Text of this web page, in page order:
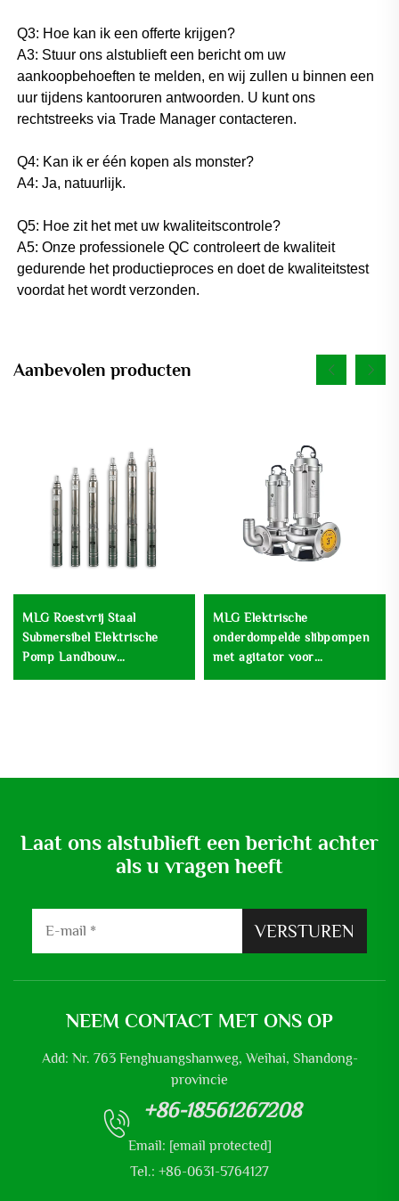
Q3: Hoe kan ik een offerte krijgen?
A3: Stuur ons alstublieft een bericht om uw
aankoopbehoeften te melden, en wij zullen u binnen een
uur tijdens kantooruren antwoorden. U kunt ons
rechtstreeks via Trade Manager contacteren.
Q4: Kan ik er één kopen als monster?
A4: Ja, natuurlijk.
Q5: Hoe zit het met uw kwaliteitscontrole?
A5: Onze professionele QC controleert de kwaliteit
gedurende het productieproces en doet de kwaliteitstest
voordat het wordt verzonden.
Aanbevolen producten
MLG Roestvrij Staal
Submersibel Elektrische
Pomp Landbouw
Submersibel Bewatering
MLG Elektrische
onderdompelde slibpompen
met agitator voor
modderafvoer en -
Laat ons alstublieft een bericht achter
als u vragen heeft
VERSTUREN
NEEM CONTACT MET ONS OP
Add: Nr. 763 Fenghuangshanweg, Weihai, Shandong-
provincie
+86-18561267208
Email: [email protected]
Tel.: +86-0631-5764127